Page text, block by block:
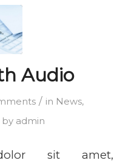
Audio
/ in News,
by admin
sit amet,